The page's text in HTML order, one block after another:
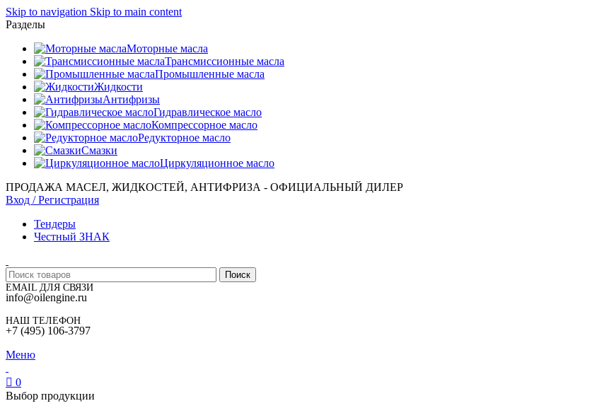
Skip to navigation Skip to main content
Разделы
Моторные масла
Трансмиссионные масла
Промышленные масла
Жидкости
Антифризы
Гидравлическое масло
Компрессорное масло
Редукторное масло
Смазки
Циркуляционное масло
ПРОДАЖА МАСЕЛ, ЖИДКОСТЕЙ, АНТИФРИЗА - ОФИЦИАЛЬНЫЙ ДИЛЕР
Вход / Регистрация
Тендеры
Честный ЗНАК
Поиск
EMAIL ДЛЯ СВЯЗИ
info@oilengine.ru
НАШ ТЕЛЕФОН
+7 (495) 106-3797
Меню
0
Выбор продукции